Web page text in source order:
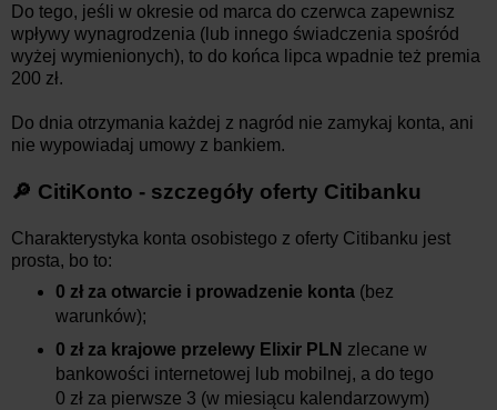
Do tego, jeśli w okresie od marca do czerwca zapewnisz
wpływy wynagrodzenia (lub innego świadczenia spośród
wyżej wymienionych), to do końca lipca wpadnie też premia
200 zł.
Do dnia otrzymania każdej z nagród nie zamykaj konta, ani
nie wypowiadaj umowy z bankiem.
🔎 CitiKonto - szczegóły oferty Citibanku
Charakterystyka konta osobistego z oferty Citibanku jest
prosta, bo to:
0 zł za otwarcie i prowadzenie konta(bez
warunków);
0 zł za krajowe przelewy Elixir PLN zlecane w
bankowości internetowej lub mobilnej, a do tego
0 zł za pierwsze 3 (w miesiącu kalendarzowym)